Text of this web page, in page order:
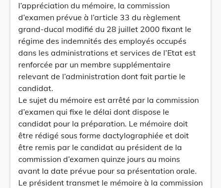
l’appréciation du mémoire, la commission
d’examen prévue à l’article 33 du règlement
grand-ducal modifié du 28 juillet 2000 fixant le
régime des indemnités des employés occupés
dans les administrations et services de l’Etat est
renforcée par un membre supplémentaire
relevant de l’administration dont fait partie le
candidat.
Le sujet du mémoire est arrêté par la commission
d’examen qui fixe le délai dont dispose le
candidat pour la préparation. Le mémoire doit
être rédigé sous forme dactylographiée et doit
être remis par le candidat au président de la
commission d’examen quinze jours au moins
avant la date prévue pour sa présentation orale.
Le président transmet le mémoire à la commission